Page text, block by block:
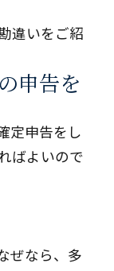
違いをご紹
申告を
定申告をし
ばよいので
ぜなら、多